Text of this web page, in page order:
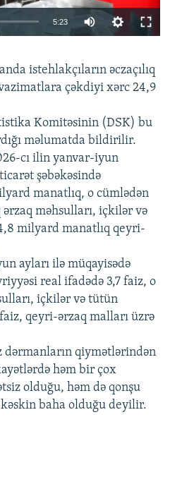
360p 480p
1080p
5:23
360p
480p
720p
1080p
istehlakçıların əczaçılıq
çəkdiyi xərc 24,9
Komitəsinin (DSK) bu
məlumatda bildirilir.
cı ilin yanvar-iyun
şəbəkəsində
manatlıq, o cümlədən
ərzaq məhsulları, içkilər və
milyard manatlıq qeyri-
ayları ilə müqayisədə
real ifadədə 3,7 faiz, o
içkilər və tütün
qeyri-ərzaq malları üzrə
dərmanların qiymətlərindən
həm bir çox
olduğu, həm də qonşu
baha olduğu deyilir.